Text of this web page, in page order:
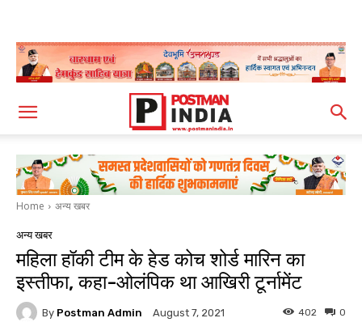
Home अन्य खबर
अन्य खबर
महिला हॉकी टीम के हेड कोच शोर्ड मारिन का
इस्तीफा, कहा-ओलंपिक था आखिरी टूर्नामेंट
By Postman Admin August 7, 2021 0
402